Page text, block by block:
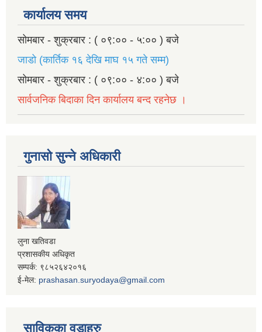
कार्यालय समय
सोमबार - शुक्रबार : ( ०९:०० - ५:०० ) बजे
जाडो (कार्तिक १६ देखि माघ १५ गते सम्म)
सोमबार - शुक्रबार : ( ०९:०० - ४:०० ) बजे
सार्वजनिक बिदाका दिन कार्यालय बन्द रहनेछ ।
गुनासो सुन्ने अधिकारी
लुना खतिवडा
प्रशासकीय अधिकृत
सम्पर्क: ९८५२६४२०१६
ई-मेल: prashasan.suryodaya@gmail.com
साविकका वडाहरु